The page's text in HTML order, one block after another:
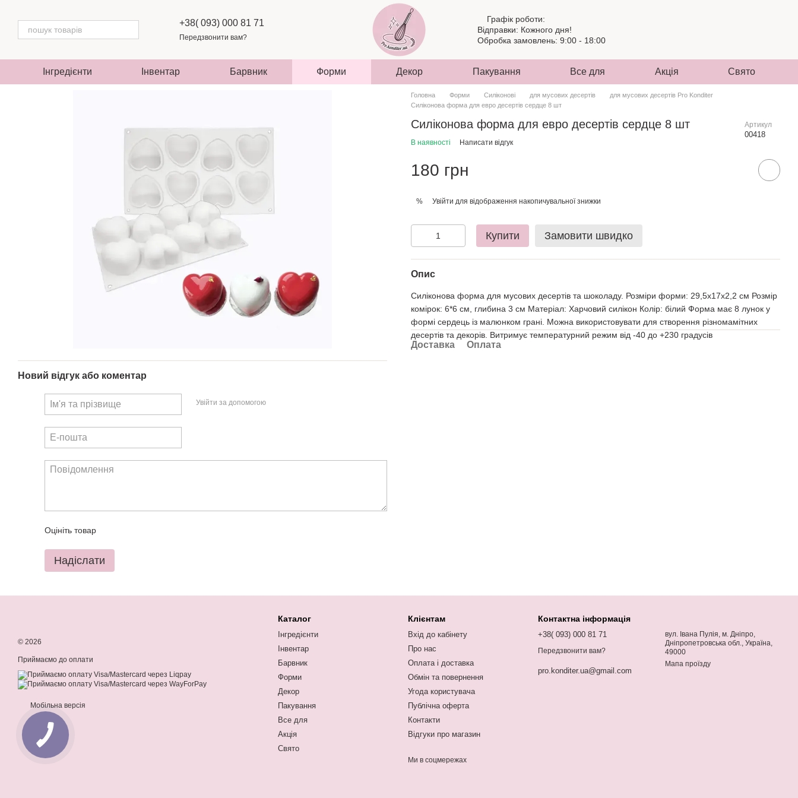
+38( 093) 000 81 71
Передзвонити вам?
Графік роботи:
Відправки: Кожного дня!
Обробка замовлень: 9:00 - 18:00
Інгредієнти Інвентар Барвник Форми Декор Пакування Все для Акція Свято
Новий відгук або коментар
Увійти за допомогою
Оцініть товар
Надіслати
Головна Форми Силіконові для мусових десертів
для мусових десертів Pro Konditer
Силіконова форма для евро десертів сердце 8 шт
Силіконова форма для евро десертів сердце 8 шт Артикул
00418
В наявності Написати відгук
180 грн
% Увійти для відображення накопичувальної знижки
Купити Замовити швидко
Опис
Силіконова форма для мусових десертів та шоколаду. Розміри форми: 29,5х17х2,2 см Розмір
комірок: 6*6 см, глибина 3 см Матеріал: Харчовий силікон Колір: білий Форма має 8 лунок у
формі сердець із малюнком грані. Можна використовувати для створення різномамітних
десертів та декорів. Витримує температурний режим від -40 до +230 градусів
Доставка Оплата
© 2026
Приймаємо до оплати
Мобільна версія
Каталог
Інгредієнти
Інвентар
Барвник
Форми
Декор
Пакування
Все для
Акція
Свято
Клієнтам
Вхід до кабінету
Про нас
Оплата і доставка
Обмін та повернення
Угода користувача
Публічна оферта
Контакти
Відгуки про магазин
Ми в соцмережах
Контактна інформація
+38( 093) 000 81 71
Передзвонити вам?
pro.konditer.ua@gmail.com
вул. Івана Пулія, м. Дніпро,
Дніпропетровська обл., Україна,
49000
Мапа проїзду